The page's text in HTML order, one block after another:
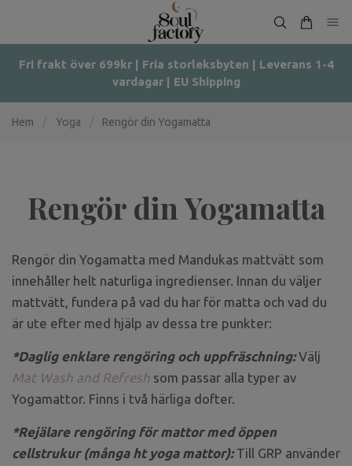
Fri frakt över 699kr | Fria storleksbyten | Leverans 1-4
vardagar | EU Shipping
Hem Yoga Rengör din Yogamatta
Rengör din Yogamatta
Rengör din Yogamatta med Mandukas mattvätt som
innehåller helt naturliga ingredienser. Innan du väljer
mattvätt, fundera på vad du har för matta och vad du
är ute efter med hjälp av dessa tre punkter:
*Daglig enklare rengöring och uppfräschning:Välj
Mat Wash and Refresh som passar alla typer av
Yogamattor. Finns i två härliga dofter.
*Rejälare rengöring för mattor med öppen
cellstrukur (många ht yoga mattor):Till GRP använder